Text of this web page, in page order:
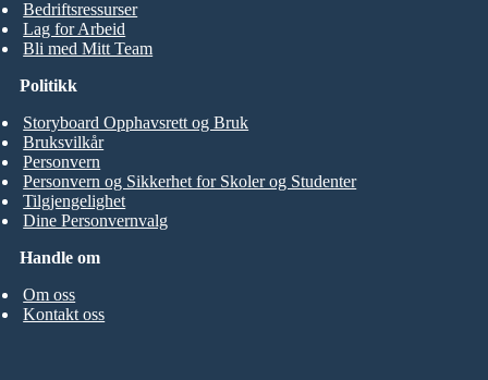
Bedriftsressurser
Lag for Arbeid
Bli med Mitt Team
Handle om
Om oss
Kontakt oss
Politikk
Storyboard Opphavsrett og Bruk
Bruksvilkår
Personvern
Personvern og Sikkerhet for Skoler og Studenter
Tilgjengelighet
Dine Personvernvalg